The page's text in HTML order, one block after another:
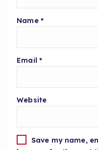
Name *
Email *
Website
Save my name,